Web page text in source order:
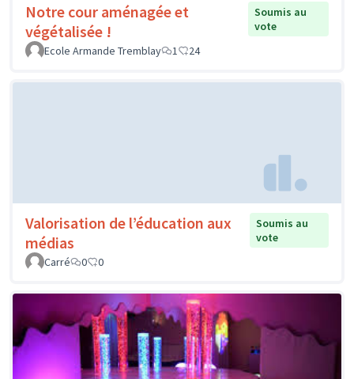
Notre cour aménagée et
végétalisée !
Soumis au
vote
Ecole Armande Tremblay
1 24
Valorisation de l’éducation aux
médias
Soumis au
vote
Carré
0 0